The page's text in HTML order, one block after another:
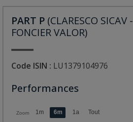
PART P (CLARESCO SICAV
FONCIER VALOR)
Code ISIN : LU1379104976
Performances
Zoom 1m 6m 1a Tout